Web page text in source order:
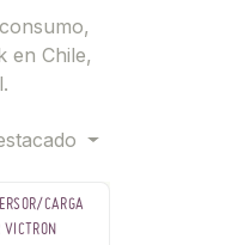
en Chile,
CARGA
VICTRON